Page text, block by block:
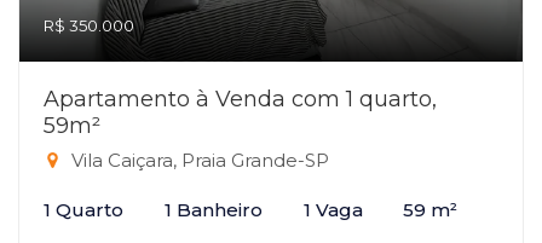
R$ 350.000
Apartamento à Venda com 1 quarto,
59m²
Vila Caiçara, Praia Grande-SP
1 Quarto 1 Banheiro 1 Vaga 59 m²